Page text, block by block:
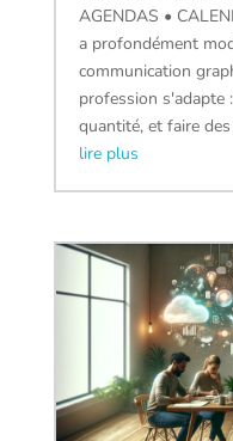
AGENDAS •
a profondément
communication
profession s'adapte
quantité, et faire
lire plus